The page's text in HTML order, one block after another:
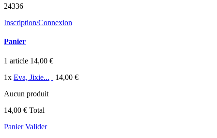
24336
Inscription/Connexion
Panier
1 article 14,00 €
1x Eva, Jixie...
14,00 €
Aucun produit
14,00 € Total
Panier Valider